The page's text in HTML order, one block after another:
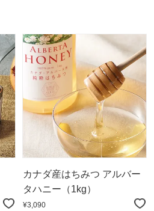
カナダ産はちみつ アルバー
タハニー（1kg）
¥3,090